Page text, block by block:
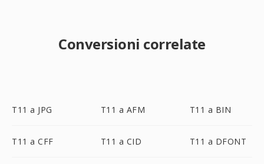
Conversioni correlate
T11 a JPG T11 a AFM T11 a BIN
T11 a CFF T11 a CID T11 a DFONT